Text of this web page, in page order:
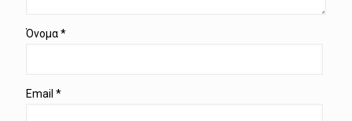
Όνομα*
Email *